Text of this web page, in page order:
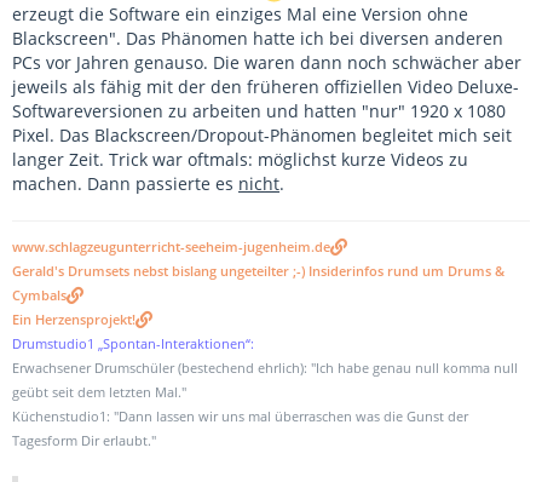
erzeugt die Software ein einziges Mal eine Version ohne
Blackscreen". Das Phänomen hatte ich bei diversen anderen
PCs vor Jahren genauso. Die waren dann noch schwächer aber
jeweils als fähig mit der den früheren offiziellen Video Deluxe-
Softwareversionen zu arbeiten und hatten "nur" 1920 x 1080
Pixel. Das Blackscreen/Dropout-Phänomen begleitet mich seit
langer Zeit. Trick war oftmals: möglichst kurze Videos zu
machen. Dann passierte es nicht.
www.schlagzeugunterricht-seeheim-jugenheim.de
Gerald's Drumsets nebst bislang ungeteilter ;-) Insiderinfos rund um Drums &
Cymbals
Ein Herzensprojekt!
Drumstudio1 „Spontan-Interaktionen“:
Erwachsener Drumschüler (bestechend ehrlich): "Ich habe genau null komma null
geübt seit dem letzten Mal."
Küchenstudio1: "Dann lassen wir uns mal überraschen was die Gunst der
Tagesform Dir erlaubt."